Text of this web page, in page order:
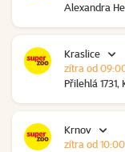
Alexandra
Kraslice
Přilehlá 1731,
zítra od
Krnov
zítra od 10:00